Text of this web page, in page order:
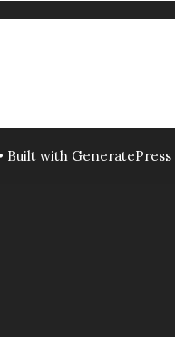
Built with GeneratePress